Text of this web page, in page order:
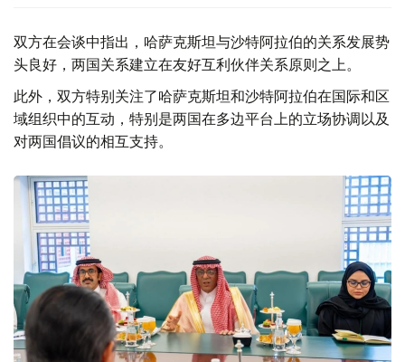
双方在会谈中指出，哈萨克斯坦与沙特阿拉伯的关系发展势
头良好，两国关系建立在友好互利伙伴关系原则之上。
此外，双方特别关注了哈萨克斯坦和沙特阿拉伯在国际和区
域组织中的互动，特别是两国在多边平台上的立场协调以及
对两国倡议的相互支持。